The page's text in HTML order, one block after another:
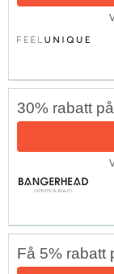
30% rabatt
Få 5% rabatt